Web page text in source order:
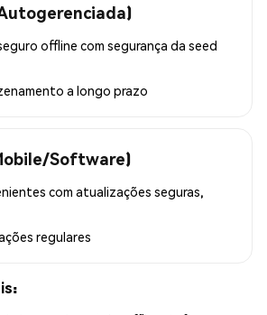
offline com segurança da seed
a longo prazo
Software)
com atualizações seguras,
regulares